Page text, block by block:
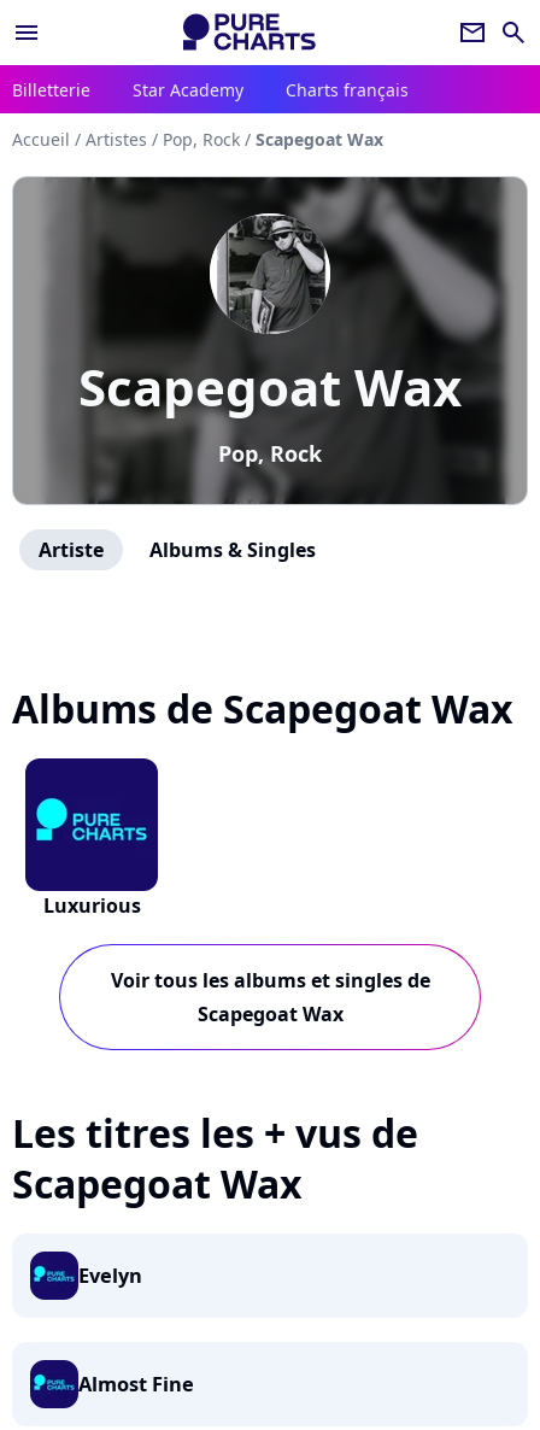
menu newsletter search
Billetterie Star Academy Charts français
Accueil / Artistes / Pop, Rock / Scapegoat Wax
Scapegoat Wax
Pop, Rock
Artiste Albums & Singles
Albums de Scapegoat Wax
Luxurious
Voir tous les albums et singles de
Scapegoat Wax
Les titres les + vus de
Scapegoat Wax
Evelyn
Almost Fine